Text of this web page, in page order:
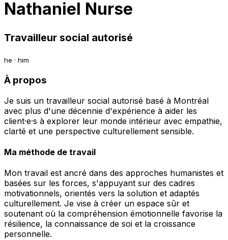
Nathaniel Nurse
Travailleur social autorisé
he · him
À propos
Je suis un travailleur social autorisé basé à Montréal
avec plus d'une décennie d'expérience à aider les
client·e·s à explorer leur monde intérieur avec empathie,
clarté et une perspective culturellement sensible.
Ma méthode de travail
Mon travail est ancré dans des approches humanistes et
basées sur les forces, s'appuyant sur des cadres
motivationnels, orientés vers la solution et adaptés
culturellement. Je vise à créer un espace sûr et
soutenant où la compréhension émotionnelle favorise la
résilience, la connaissance de soi et la croissance
personnelle.